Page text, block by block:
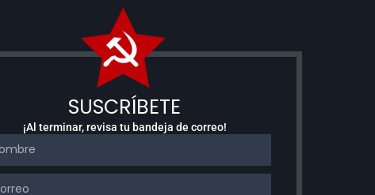
SUSCRÍBETE
¡Al terminar, revisa tu bandeja de correo!